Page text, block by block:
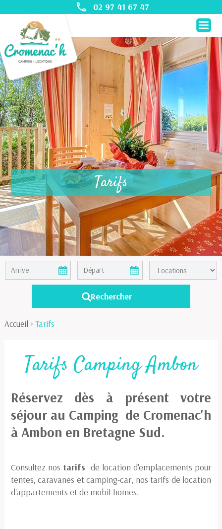
02 97 41 67 47
Tarifs
Accueil > Tarifs
Tarifs Camping Ambon
Réservez dès à présent votre
séjour au Camping de Cromenac'h
à Ambon en Bretagne Sud.
Consultez nos tarifs de location d'emplacements pour
tentes, caravanes et camping-car, nos tarifs de location
d'appartements et de mobil-homes.